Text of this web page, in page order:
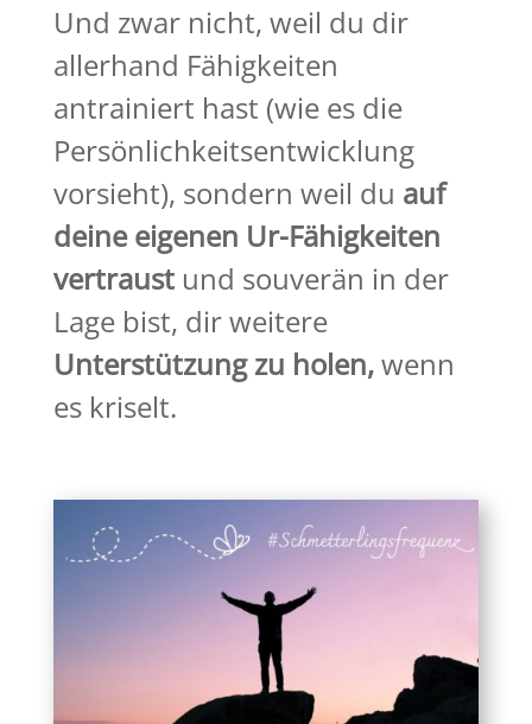
Und zwar nicht, weil du dir
allerhand Fähigkeiten
antrainiert hast (wie es die
Persönlichkeitsentwicklung
vorsieht), sondern weil du auf
deine eigenen Ur-Fähigkeiten
vertraustund souverän in der
Lage bist, dir weitere
Unterstützung zu holen,wenn
es kriselt.